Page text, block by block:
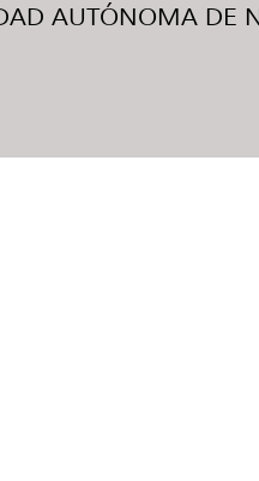
AUTÓNOMA DE